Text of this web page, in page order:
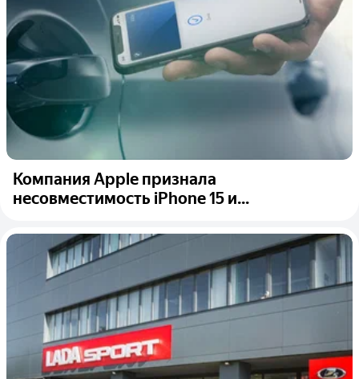
Компания Apple признала
несовместимость iPhone 15 и...